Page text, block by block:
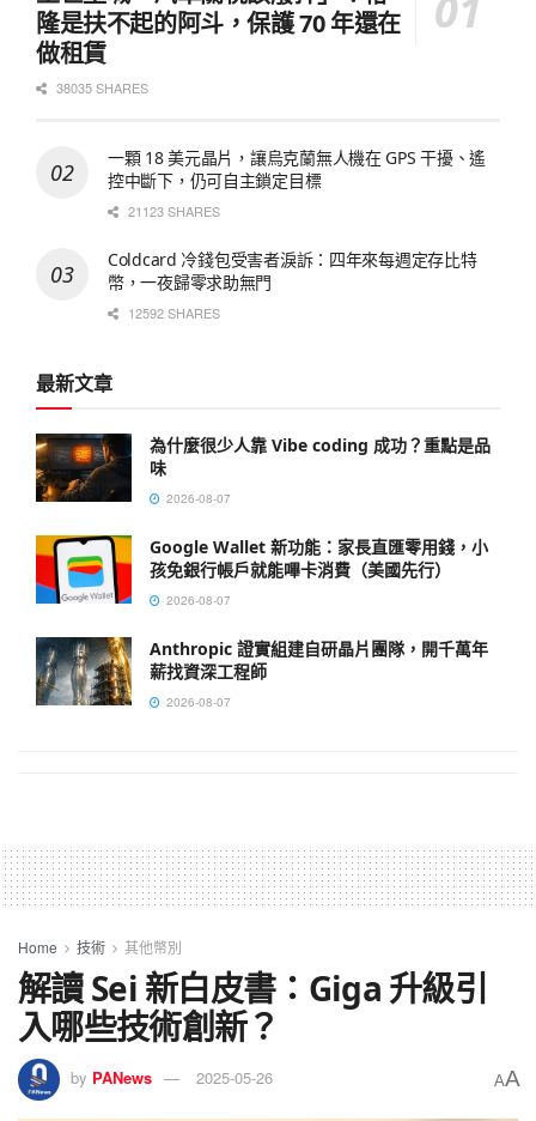
隆是扶不起的阿斗，保護 70 年還在
做租賃
38035 SHARES
一顆 18 美元晶片，讓烏克蘭無人機在 GPS 干擾、遙
控中斷下，仍可自主鎖定目標
21123 SHARES
Coldcard 冷錢包受害者淚訴：四年來每週定存比特
幣，一夜歸零求助無門
12592 SHARES
最新文章
為什麼很少人靠 Vibe coding 成功？重點是品
味
2026-08-07
Google Wallet 新功能：家長直匯零用錢，小
孩免銀行帳戶就能嗶卡消費（美國先行）
2026-08-07
Anthropic 證實組建自研晶片團隊，開千萬年
薪找資深工程師
2026-08-07
Home 技術 其他幣別
解讀 Sei 新白皮書：Giga 升級引
入哪些技術創新？
by PANews 2025-05-26 AA